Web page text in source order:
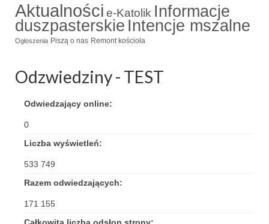
Aktualności e-Katolik Informacje
duszpasterskie Intencje mszalne
Ogłoszenia Piszą o nas Remont kościoła
Odzwiedziny - TEST
Odwiedzający online:
0
Liczba wyświetleń:
533 749
Razem odwiedzających:
171 155